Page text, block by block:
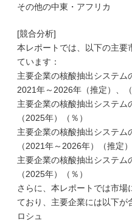
その他の中東・アフリカ
[競合分析]
本レポートでは、以下の主要
ています：
主要企業の核酸抽出システム
2021年～2026年（推定）、（
主要企業の核酸抽出システム
（2025年）（％）
主要企業の核酸抽出システム
（2021年～2026年）（推定）
主要企業の核酸抽出システム
（2025年）（％）
さらに、本レポートでは市場
ており、主要企業には以下が
ロシュ